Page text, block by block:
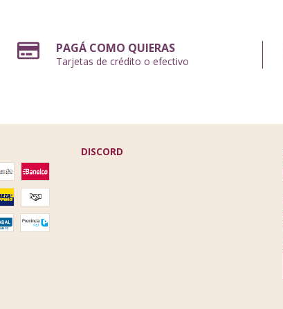
PAGÁ COMO QUIERAS
Tarjetas de crédito o efectivo
DISCORD